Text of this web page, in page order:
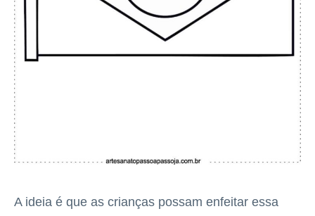
A ideia é que as crianças possam enfeitar essa